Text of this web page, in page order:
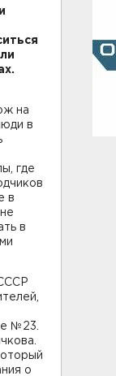
на
в
где
в
в
№23.
о